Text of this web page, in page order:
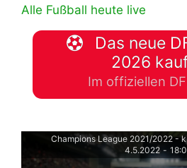
Alle Fußball heute live
Das neue
2026
Im offiziellen
Champions League 2021/2022 -
4.5.2022 -